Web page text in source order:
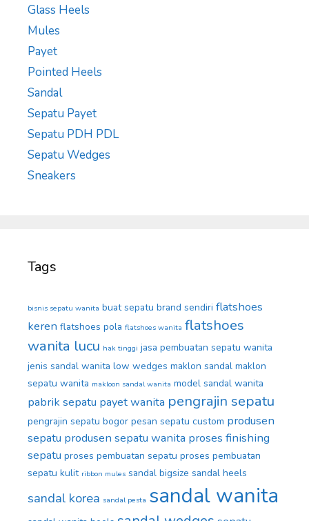
Glass Heels
Mules
Payet
Pointed Heels
Sandal
Sepatu Payet
Sepatu PDH PDL
Sepatu Wedges
Sneakers
Tags
bisnis sepatu wanita buat sepatu brand sendiri flatshoes
keren flatshoes pola flatshoes wanita flatshoes
wanita lucu hak tinggi jasa pembuatan sepatu wanita
jenis sandal wanita low wedges maklon sandal maklon
sepatu wanita makloon sandal wanita model sandal wanita
pabrik sepatu payet wanita pengrajin sepatu
pengrajin sepatu bogor pesan sepatu custom produsen
sepatu produsen sepatu wanita proses finishing
sepatu proses pembuatan sepatu proses pembuatan
sepatu kulit ribbon mules sandal bigsize sandal heels
sandal korea sandal pesta sandal wanita